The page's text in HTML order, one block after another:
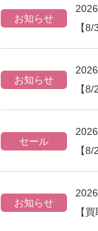
お知らせ
【
お知らせ
【
セール
【
お知らせ
【